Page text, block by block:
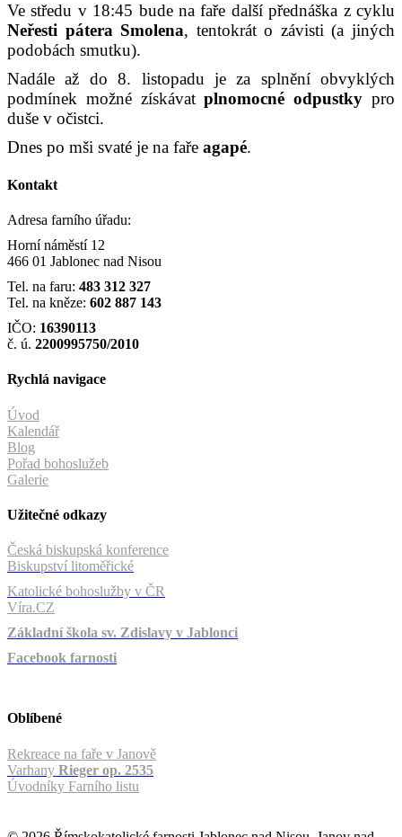
Ve středu v 18:45 bude na faře další přednáška z cyklu
Neřesti pátera Smolena, tentokrát o závisti (a jiných
podobách smutku).
Nadále až do 8. listopadu je za splnění obvyklých
podmínek možné získávatplnomocné odpustkypro
duše v očistci.
Dnes po mši svaté je na faře agapé.
Kontakt
Adresa farního úřadu:
Horní náměstí 12
466 01 Jablonec nad Nisou
Tel. na faru: 483 312 327
Tel. na kněze: 602 887 143
IČO: 16390113
č. ú. 2200995750/2010
Rychlá navigace
Úvod
Kalendář
Blog
Pořad bohoslužeb
Galerie
Užitečné odkazy
Česká biskupská konference
Biskupství litoměřické
Katolické bohoslužby v ČR
Víra.CZ
Základní škola sv. Zdislavy v Jablonci
Facebook farnosti
Oblíbené
Rekreace na faře v Janově
Varhany Rieger op. 2535
Úvodníky Farního listu